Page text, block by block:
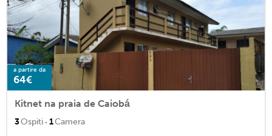
a partire da
64€
Kitnet na praia de Caiobá
3Ospiti · 1Camera